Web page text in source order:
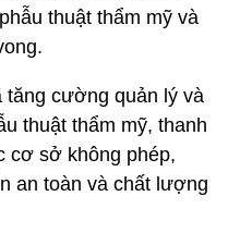
thuật thẩm mỹ và
tăng cường quản lý và
thuật thẩm mỹ, thanh
cơ sở không phép,
an toàn và chất lượng